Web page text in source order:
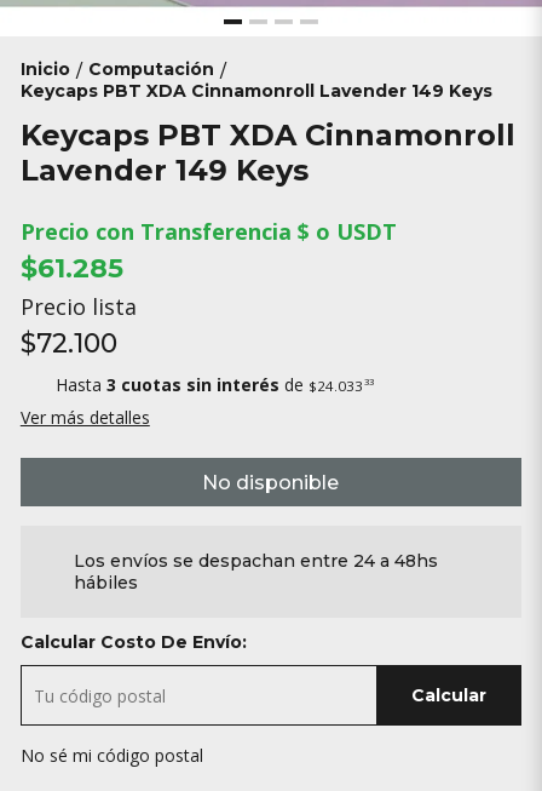
Inicio / Computación /
Keycaps PBT XDA Cinnamonroll Lavender 149 Keys
Keycaps PBT XDA Cinnamonroll
Lavender 149 Keys
Precio con Transferencia $ o USDT
$61.285
Precio lista
$72.100
Hasta 3 cuotas sin interés de $24.033 33
Ver más detalles
No disponible
Los envíos se despachan entre 24 a 48hs
hábiles
Calcular Costo De Envío:
Calcular
No sé mi código postal